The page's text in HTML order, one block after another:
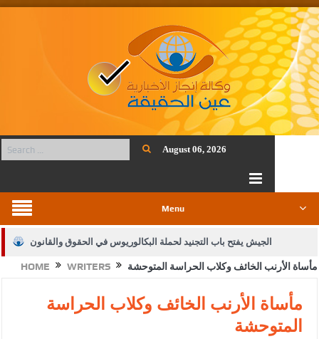
August 06, 2026
Menu
الجيش يفتح باب التجنيد لحملة البكالوريوس في الحقوق والقانون
بيان اجتماع عمّان:دعم الوصاية الهاشمية التاريخية على المقدسات
الإسلامية والمسيحية
الأمن يتلف 16 مليون حبة كبتاجون و1480 كغم مواد مخدرة
HOME WRITERS مأساة الأرنب الخائف وكلاب الحراسة المتوحشة
مأساة الأرنب الخائف وكلاب الحراسة
المتوحشة